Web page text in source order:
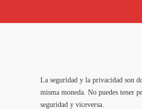
La seguridad y la privacidad son
misma moneda. No puedes tener
seguridad y viceversa.